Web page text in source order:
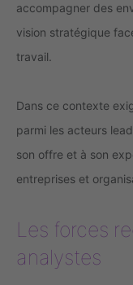
accompagner des
vision stratégique
travail.
Dans ce contexte
parmi les acteurs
son offre et à son
entreprises et
Les forces
analystes